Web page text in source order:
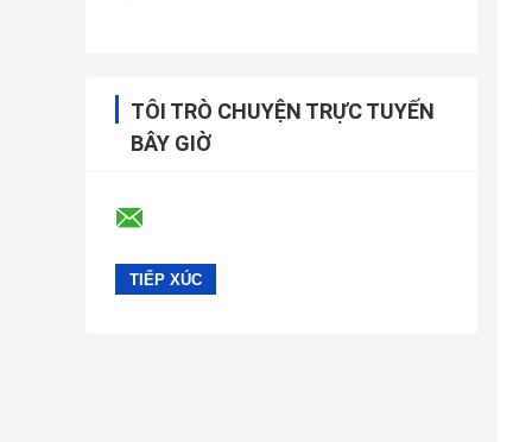
TÔI TRÒ CHUYỆN TRỰC TUYẾN
BÂY GIỜ